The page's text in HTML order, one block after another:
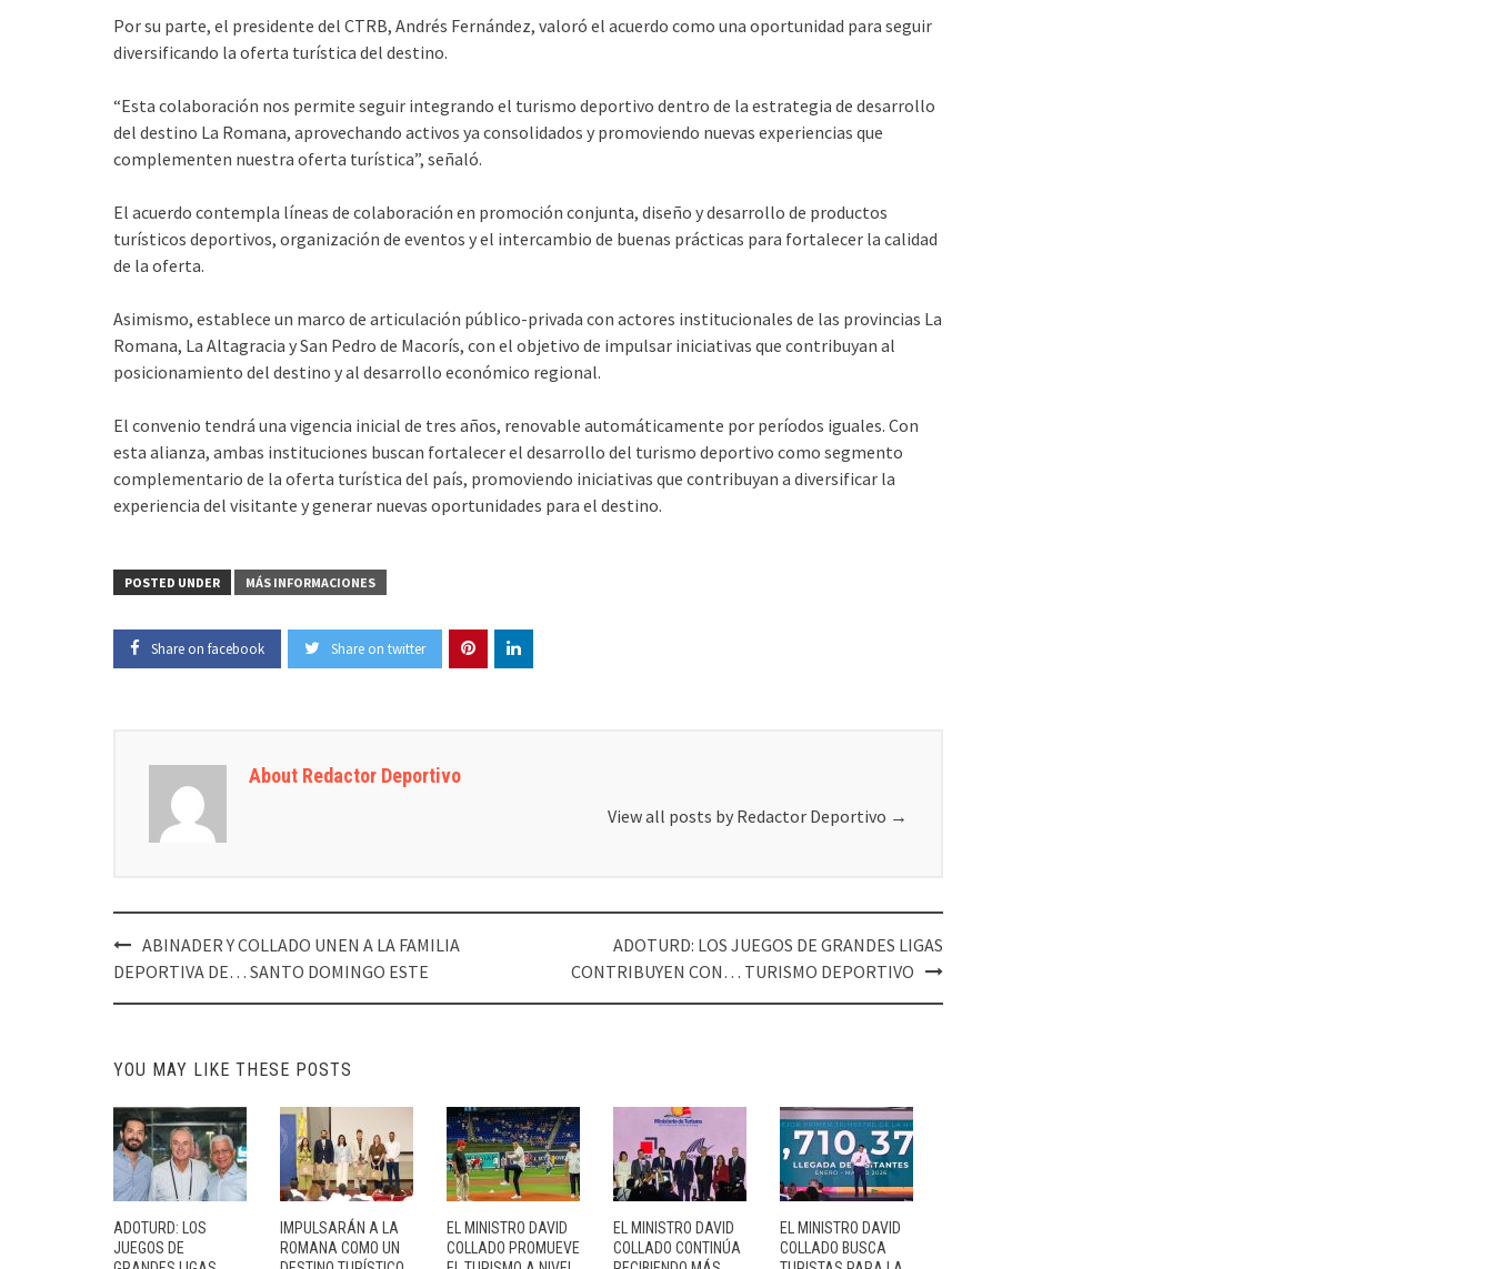
Por su parte, el presidente del CTRB, Andrés Fernández, valoró el acuerdo como una oportunidad para seguir
diversificando la oferta turística del destino.
“Esta colaboración nos permite seguir integrando el turismo deportivo dentro de la estrategia de desarrollo
del destino La Romana, aprovechando activos ya consolidados y promoviendo nuevas experiencias que
complementen nuestra oferta turística”, señaló.
El acuerdo contempla líneas de colaboración en promoción conjunta, diseño y desarrollo de productos
turísticos deportivos, organización de eventos y el intercambio de buenas prácticas para fortalecer la calidad
de la oferta.
Asimismo, establece un marco de articulación público-privada con actores institucionales de las provincias La
Romana, La Altagracia y San Pedro de Macorís, con el objetivo de impulsar iniciativas que contribuyan al
posicionamiento del destino y al desarrollo económico regional.
El convenio tendrá una vigencia inicial de tres años, renovable automáticamente por períodos iguales. Con
esta alianza, ambas instituciones buscan fortalecer el desarrollo del turismo deportivo como segmento
complementario de la oferta turística del país, promoviendo iniciativas que contribuyan a diversificar la
experiencia del visitante y generar nuevas oportunidades para el destino.
POSTED UNDER MÁS INFORMACIONES
Share on facebook Share on twitter
About Redactor Deportivo
View all posts by Redactor Deportivo →
Post
navigation
ABINADER Y COLLADO UNEN A LA FAMILIA
DEPORTIVA DE… SANTO DOMINGO ESTE
ADOTURD: LOS JUEGOS DE GRANDES LIGAS
CONTRIBUYEN CON… TURISMO DEPORTIVO
YOU MAY LIKE THESE POSTS
ADOTURD: LOS
JUEGOS DE
IMPULSARÁN A LA
ROMANA COMO UN
EL MINISTRO DAVID
COLLADO PROMUEVE
EL MINISTRO DAVID
COLLADO CONTINÚA
EL MINISTRO DAVID
COLLADO BUSCA